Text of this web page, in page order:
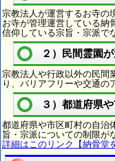
宗教法人が運営するお寺の
お寺が管理運営している納
信仰している宗旨・宗派で
２）民間霊園
宗教法人や行政以外の民間
り、バリアフリーや交通の
３）都道府県
都道府県や市区町村の自治
旨・宗派についての制限が
詳細はこのリンク【納骨堂